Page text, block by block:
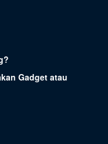
Gadget atau